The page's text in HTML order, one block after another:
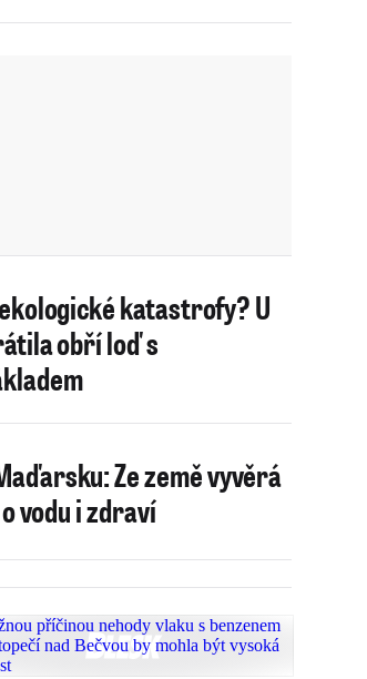
katastrofy? U
obří loď s
Ze země vyvěrá
vodu i zdraví